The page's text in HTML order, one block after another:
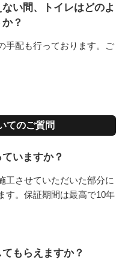
い間、トイレはどのよ
？
手配も行っております。ご
てのご質問
いますか？
工させていただいた部分に
す。保証期間は最高で10年
もらえますか？